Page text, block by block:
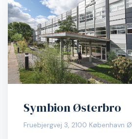
Symbion Østerbro
Fruebjergvej 3, 2100 København Ø